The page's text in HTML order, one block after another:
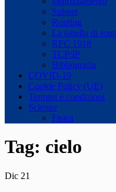
Subnet
Routing
La tabella di
RFC 1918
TCP/IP
Bibliografia
COVID-19
Cookie Policy (UE)
Termini e condizioni
Scienze
Fisica
Tag: cielo
Dic 21